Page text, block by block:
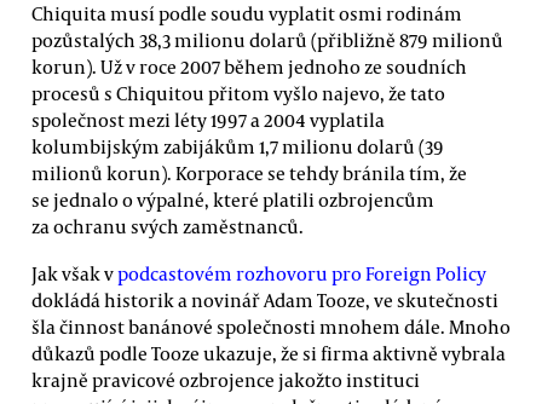
Chiquita musí podle soudu vyplatit osmi rodinám
pozůstalých 38,3 milionu dolarů (přibližně 879 milionů
korun). Už v roce 2007 během jednoho ze soudních
procesů s Chiquitou přitom vyšlo najevo, že tato
společnost mezi léty 1997 a 2004 vyplatila
kolumbijským zabijákům 1,7 milionu dolarů (39
milionů korun). Korporace se tehdy bránila tím, že
se jednalo o výpalné, které platili ozbrojencům
za ochranu svých zaměstnanců.
Jak však vpodcastovém rozhovoru pro Foreign Policy
dokládá historik a novinář Adam Tooze, ve skutečnosti
šla činnost banánové společnosti mnohem dále. Mnoho
důkazů podle Tooze ukazuje, že si firma aktivně vybrala
krajně pravicové ozbrojence jakožto instituci